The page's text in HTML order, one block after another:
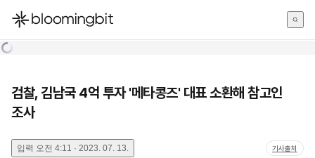
한국어
검찰, 김남국 4억 투자 '메타콩즈' 대표 소환해 참고인
조사
입력 오전 4:11 · 2023. 07. 13. 기사출처